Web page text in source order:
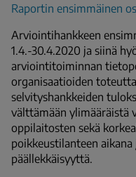
Raportin ensimmäinen
Arviointihankkeen
1.4.-30.4.2020 ja siinä
arviointitoiminnan
organisaatioiden
selvityshankkeiden
välttämään ylimääräistä
oppilaitosten sekä
poikkeustilanteen
päällekkäisyyttä.